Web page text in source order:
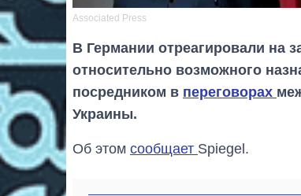
Associated Press
В Германии отреагировали на
относительно возможного
посредником в переговорах
Украины.
Об этом сообщает Spiegel.